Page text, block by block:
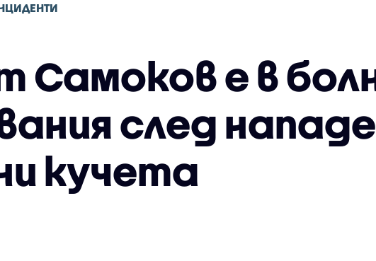
Самоков е в
след
кучета